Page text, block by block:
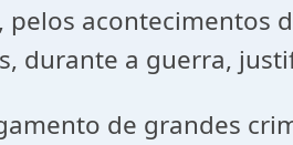
acontecimentos
durante a guerra,
de grandes